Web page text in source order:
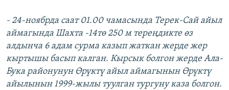
- 24-ноябрда саат 01.00 чамасында Терек-Сай айыл
аймагында Шахта -14тө 250 м тереңдикте өз
алдынча 6 адам сурма казып жаткан жерде жер
кыртышы басып калган. Кырсык болгон жерде Ала-
Бука районунун Өрүктү айыл аймагынын Өрүктү
айылынын 1999-жылы туулган тургуну каза болгон.